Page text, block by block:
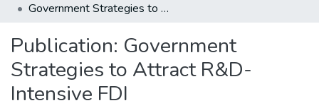
Statistics
Government Strategies to Attract R&D-Intensive FDI
Publication: Government
Strategies to Attract R&D-
Intensive FDI